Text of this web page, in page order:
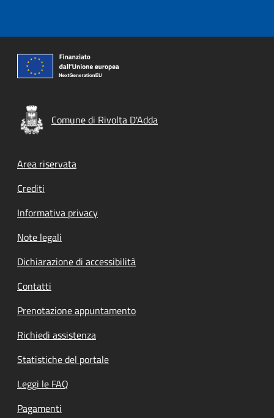
Comune di Rivolta D'Adda
Footer menu
Area riservata
Crediti
Informativa privacy
Note legali
Dichiarazione di accessibilità
Contatti
Prenotazione appuntamento
Richiedi assistenza
Statistiche del portale
Leggi le FAQ
Pagamenti